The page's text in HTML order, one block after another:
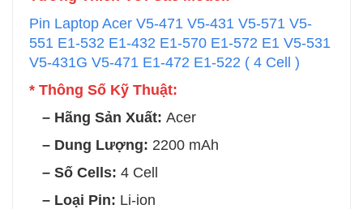
Pin Laptop Acer V5-471 V5-431 V5-571 V5-
551 E1-532 E1-432 E1-570 E1-572 E1 V5-531
V5-431G V5-471 E1-472 E1-522 ( 4 Cell )
* Thông Số Kỹ Thuật:
– Hãng Sản Xuất: Acer
– Dung Lượng: 2200 mAh
– Số Cells: 4 Cell
– Loại Pin: Li-ion